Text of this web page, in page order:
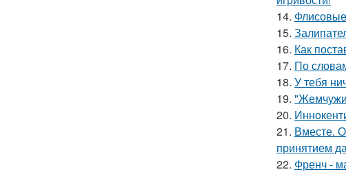
14.
15.
16. Как
17. По
18. У тебя
19.
20.
21. Вместе.
принятием
22. Френч -